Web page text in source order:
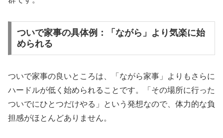
ついで家事の具体例：「ながら」より気楽に始
められる
ついで家事の良いところは、「ながら家事」よりもさらに
ハードルが低く始められることです。「その場所に行った
ついでにひとつだけやる」という発想なので、体力的な負
担感がほとんどありません。